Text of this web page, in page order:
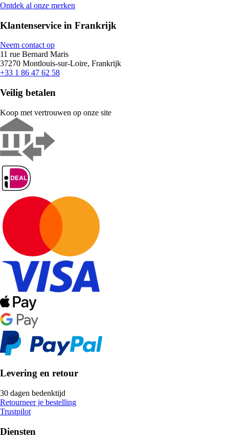
Ontdek al onze merken
Klantenservice in Frankrijk
Neem contact op
11 rue Bernard Maris
37270 Montlouis-sur-Loire, Frankrijk
+33 1 86 47 62 58
Veilig betalen
Koop met vertrouwen op onze site
Levering en retour
30 dagen bedenktijd
Retourneer je bestelling
Trustpilot
Diensten